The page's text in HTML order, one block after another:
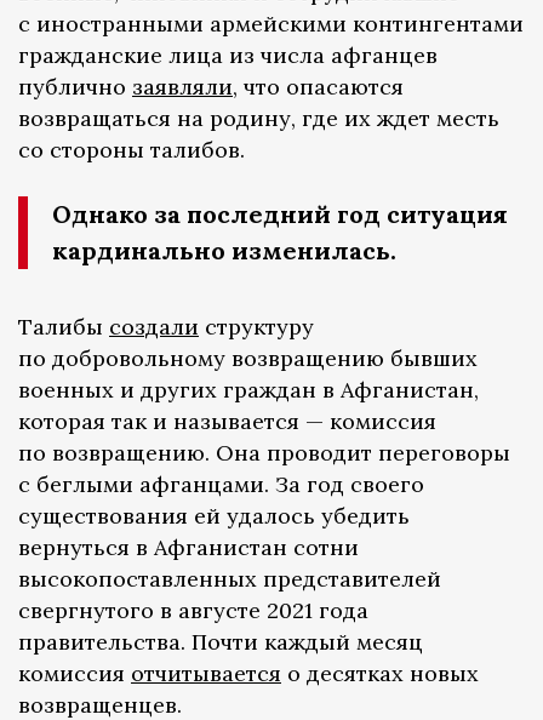
с иностранными армейскими контингентами
гражданские лица из числа афганцев
публично заявляли, что опасаются
возвращаться на родину, где их ждет месть
со стороны талибов.
Однако за последний год ситуация
кардинально изменилась.
Талибы создали структуру
по добровольному возвращению бывших
военных и других граждан в Афганистан,
которая так и называется — комиссия
по возвращению. Она проводит переговоры
с беглыми афганцами. За год своего
существования ей удалось убедить
вернуться в Афганистан сотни
высокопоставленных представителей
свергнутого в августе 2021 года
правительства. Почти каждый месяц
комиссия отчитывается о десятках новых
возвращенцев.